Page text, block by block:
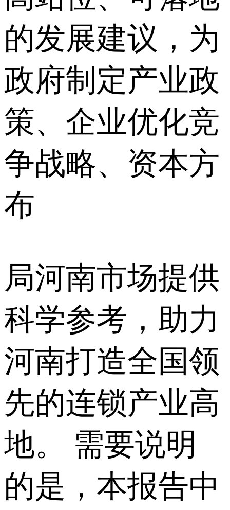
的发展建议，为
政府制定产业政
策、企业优化竞
争战略、资本方
布
局河南市场提供
科学参考，助力
河南打造全国领
先的连锁产业高
地。 需要说明
的是，本报告中